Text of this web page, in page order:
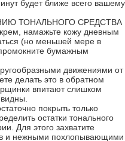
будет ближе всего вашему
ТОНАЛЬНОГО СРЕДСТВА
намажьте кожу дневным
(но меньшей мере в
бумажным
движениями от
делать это в обратном
впитают слишком
покрыть только
остатки тонального
Для этого захватите
и нежными похлопывающими